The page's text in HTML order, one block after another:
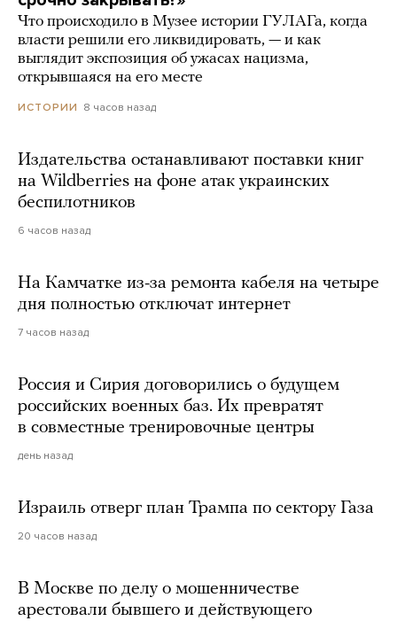
Что происходило в Музее истории ГУЛАГа, когда
власти решили его ликвидировать, — и как
выглядит экспозиция об ужасах нацизма,
открывшаяся на его месте
ИСТОРИИ 8 часов назад
Издательства останавливают поставки книг
на Wildberries на фоне атак украинских
беспилотников
6 часов назад
На Камчатке из-за ремонта кабеля на четыре
дня полностью отключат интернет
7 часов назад
Россия и Сирия договорились о будущем
российских военных баз. Их превратят
в совместные тренировочные центры
день назад
Израиль отверг план Трампа по сектору Газа
20 часов назад
В Москве по делу о мошенничестве
арестовали бывшего и действующего